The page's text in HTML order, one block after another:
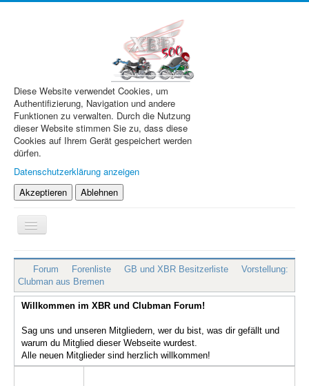
Diese Website verwendet Cookies, um
Authentifizierung, Navigation und andere
Funktionen zu verwalten. Durch die Nutzung
dieser Website stimmen Sie zu, dass diese
Cookies auf Ihrem Gerät gespeichert werden
dürfen.
Datenschutzerklärung anzeigen
Akzeptieren
Ablehnen
Navigation
an/aus
XBR.de
Technik
Forum
Treffen & Touren
Cafe-Ecke
Forum Forenliste GB und XBR Besitzerliste
Vorstellung:
Clubman aus Bremen
Willkommen im XBR und Clubman Forum!
Sag uns und unseren Mitgliedern, wer du bist, was dir gefällt und
warum du Mitglied dieser Webseite wurdest.
Alle neuen Mitglieder sind herzlich willkommen!